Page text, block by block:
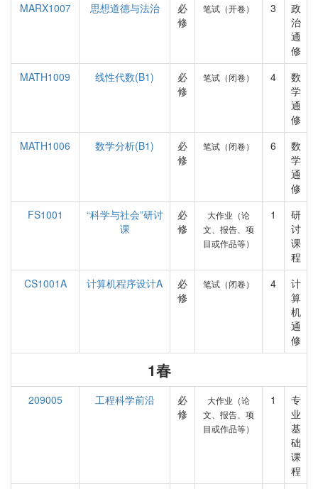
MARX1007
思想道德与法治
必
修
笔试（开卷） 3
政
治
通
修
MATH1009
线性代数(B1)
必
修
笔试（闭卷） 4
数
学
通
修
MATH1006
数学分析(B1)
必
修
笔试（闭卷） 6
数
学
通
修
FS1001
“科学与社会”研讨
课
必
修
大作业（论
文、报告、项
目或作品等）
1
研
讨
课
程
CS1001A
计算机程序设计A
必
修
笔试（闭卷） 4
计
算
机
通
修
1春
209005 工程科学前沿
必
修
大作业（论
文、报告、项
目或作品等）
1
专
业
基
础
课
程